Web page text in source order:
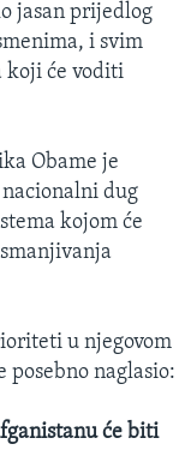
jasan prijedlog
i svim
koji će voditi
Obame je
dug
kojom će
u njegovom
posebno naglasio:
će biti